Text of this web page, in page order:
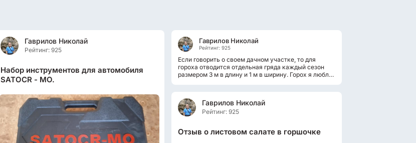
Гаврилов Николай
Рейтинг: 925
Набор инструментов для автомобиля
SATOCR - MO.
Гаврилов Николай
Рейтинг: 925
Если говорить о своем дачном участке, то для
гороха отводится отдельная гряда каждый сезон
размером 3 м в длину и 1 м в ширину. Горох я люблю
Гаврилов Николай
Рейтинг: 925
Отзыв о листовом салате в горшочке